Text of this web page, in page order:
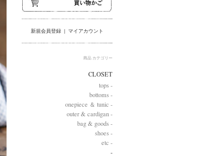
新規会員登録 | マイアカウント
商品 カテゴリー
CLOSET
tops -
bottoms -
onepiece ＆ tunic -
outer & cardigan -
bag & goods -
shoes -
etc -
-